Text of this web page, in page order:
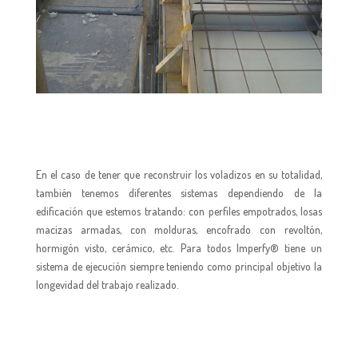
En el caso de tener que reconstruir los voladizos en su totalidad,
también tenemos diferentes sistemas dependiendo de la
edificación que estemos tratando: con perfiles empotrados, losas
macizas armadas, con molduras, encofrado con revoltón,
hormigón visto, cerámico, etc. Para todos Imperfy® tiene un
sistema de ejecución siempre teniendo como principal objetivo la
longevidad del trabajo realizado.